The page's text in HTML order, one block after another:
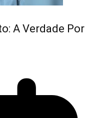
A Verdade Por